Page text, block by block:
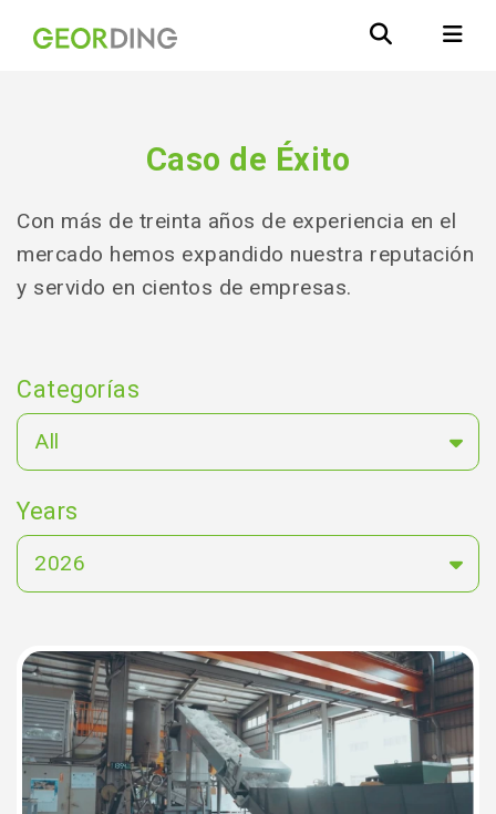
Caso de Éxito
Con más de treinta años de experiencia en el
mercado hemos expandido nuestra reputación
y servido en cientos de empresas.
Categorías
All
Years
2026